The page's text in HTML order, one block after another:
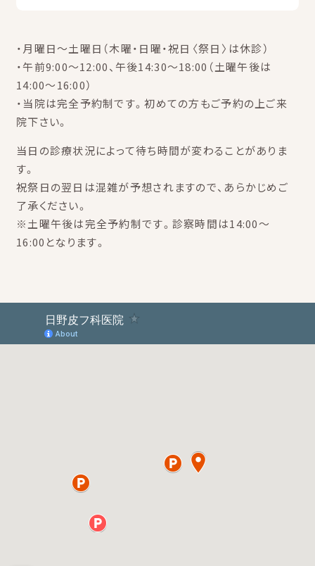
・月曜日～土曜日（木曜・日曜・祝日〈祭日〉は休診）
・午前9:00～12:00、午後14:30～18:00（土曜午後は
14:00～16:00）
・当院は完全予約制です。初めての方もご予約の上ご来
院下さい。
当日の診療状況によって待ち時間が変わることがありま
す。
祝祭日の翌日は混雑が予想されますので、あらかじめご
了承ください。
※土曜午後は完全予約制です。診察時間は14:00～
16:00となります。